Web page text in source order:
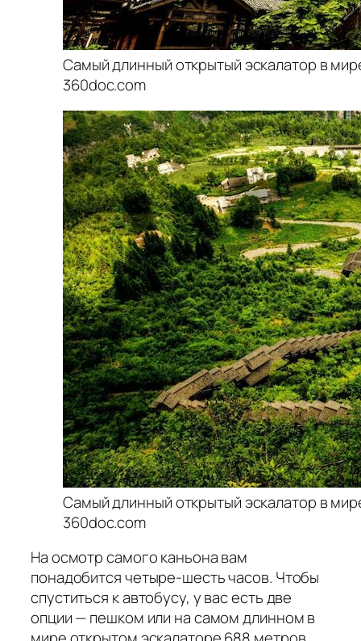
Самый длинный открытый эскалатор в
360doc.com
Самый длинный открытый эскалатор в
360doc.com
На осмотр самого каньона вам
понадобится четыре-шесть часов. Чтобы
спуститься к автобусу, у вас есть две
опции — пешком или на самом длинном в